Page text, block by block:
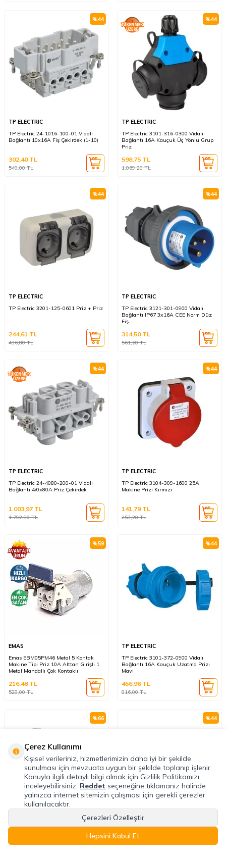
%44
TP ELECTRIC
TP Electric 24-1016-100-01 Vidalı
Bağlantı 10x16A Fiş Çekirdek (1-10)
540,00TL
302,40TL
%44
TP ELECTRIC
TP Electric 3101-316-0300 Vidalı
Bağlantı 16A Kauçuk Üç Yönlü Grup
Priz
1.069,20TL
598,75 TL
%44
TP ELECTRIC
TP Electric 3201-125-0601 Priz + Priz
436,80TL
244,61 TL
%44
TP ELECTRIC
TP Electric 3121-301-0900 Vidalı
Bağlantı IP67 3x16A CEE Norm Düz
Fiş
561,60TL
314,50TL
%44
TP ELECTRIC
TP Electric 24-4080-200-01 Vidalı
Bağlantı 4/0x80A Priz Çekirdek
1.792,80TL
1.003,97 TL
%44
TP ELECTRIC
TP Electric 3104-309-1600 25A
Makine Prizi Kırmızı
253,20TL
141,79TL
%59
EMAS
Emas EBM05PM46 Metal 5 Kontak
Makine Tipi Priz 10A Alttan Girişli 1
Metal Mandallı Çok Kontaklı
528,00TL
216,48TL
%44
TP ELECTRIC
TP Electric 3101-372-0900 Vidalı
Bağlantı 16A Kauçuk Uzatma Prizi
Mavi
816,00TL
456,96TL
%66
Viko 90555488 Palmiye Beyaz Topraklı
Priz + Topraklı Priz Kombine Yatay
%44
TP ELECTRIC
TP Electric 3101-308-2300 Vidalı
Bağlantı 16A Kauçuk Üçlü Grup Priz
Turuncu
Çerez Kullanımı
Kişisel verileriniz, hizmetlerimizin daha iyi bir şekilde
sunulması için mevzuata uygun bir şekilde toplanıp işlenir.
Konuyla ilgili detaylı bilgi almak için Gizlilik Politikamızı
inceleyebilirsiniz. Reddet seçeneğine tıklamanız halinde
yalnızca internet sitemizin çalışması için gerekli çerezler
kullanılacaktır.
Çerezleri Özelleştir
Hepsini Kabul Et
Anasayfa Favoriler Sepet Hesabım Kategoriler